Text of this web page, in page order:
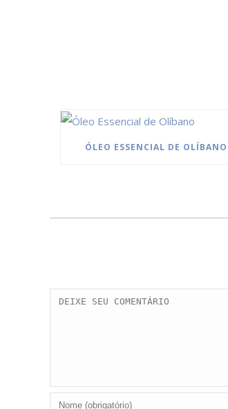
ÓLEO ESSENCIAL DE OLÍBANO